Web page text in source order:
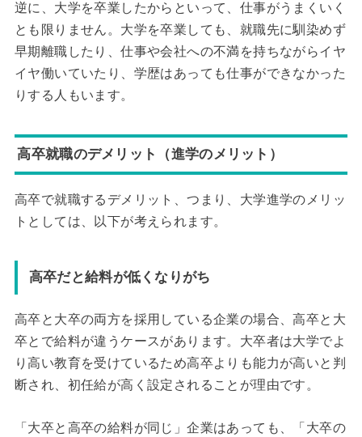
逆に、大学を卒業したからといって、仕事がうまくいく
とも限りません。大学を卒業しても、就職先に馴染めず
早期離職したり、仕事や会社への不満を持ちながらイヤ
イヤ働いていたり、学歴はあっても仕事ができなかった
りする人もいます。
高卒就職のデメリット（進学のメリット）
高卒で就職するデメリット、つまり、大学進学のメリッ
トとしては、以下が考えられます。
高卒だと給料が低くなりがち
高卒と大卒の両方を採用している企業の場合、高卒と大
卒とで給料が違うケースがあります。大卒者は大学でよ
り高い教育を受けているため高卒よりも能力が高いと判
断され、初任給が高く設定されることが理由です。
「大卒と高卒の給料が同じ」企業はあっても、「大卒の